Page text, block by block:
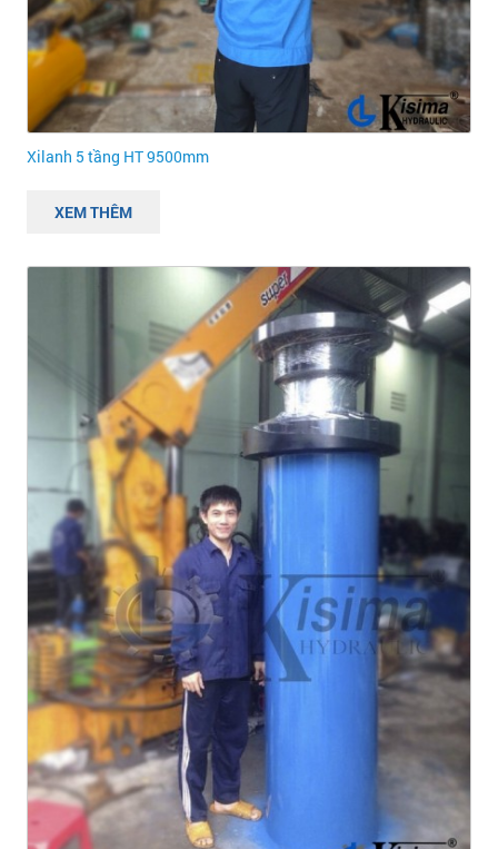
Xilanh 5 tầng HT 9500mm
XEM THÊM